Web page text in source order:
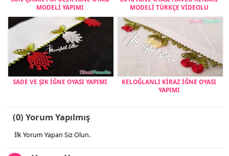
MODELİ YAPIMI
MODELİ TÜRKÇE VİDEOLU
SADE VE ŞIK İĞNE OYASI YAPIMI
KELOĞLANLI KİRAZ İĞNE OYASI
YAPIMI
(0) Yorum Yapılmış
İlk Yorum Yapan Siz Olun.